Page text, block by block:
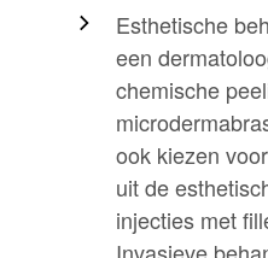
Esthetische
een
chemische
ook kiezen
uit de
injecties met